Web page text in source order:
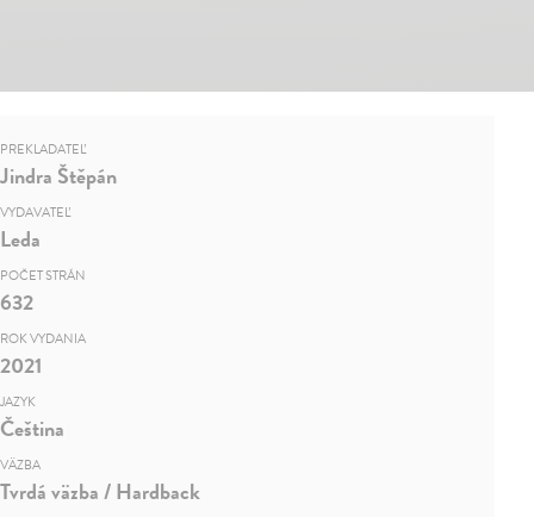
PREKLADATEĽ
Jindra Štěpán
VYDAVATEĽ
Leda
POČET STRÁN
632
ROK VYDANIA
2021
JAZYK
Čeština
VÄZBA
Tvrdá väzba / Hardback